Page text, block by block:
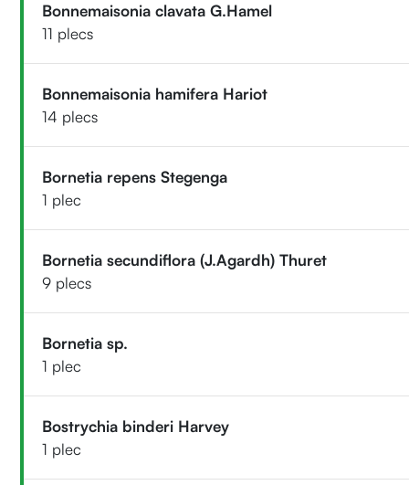
Bonnemaisonia clavata G.Hamel
11 plecs
Bonnemaisonia hamifera Hariot
14 plecs
Bornetia repens Stegenga
1 plec
Bornetia secundiflora (J.Agardh) Thuret
9 plecs
Bornetia sp.
1 plec
Bostrychia binderi Harvey
1 plec